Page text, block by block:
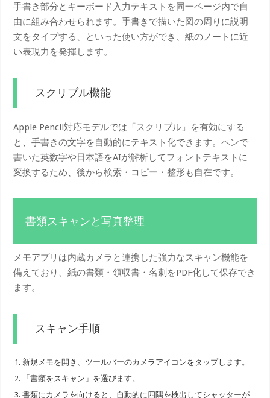
手書き部分とキーボード入力テキストを同一ページ内で自
由に組み合わせられます。手書きで描いた図の周りに説明
文をタイプする、といった使い方ができ、紙のノートに近
い表現力を発揮します。
スクリブル機能
Apple Pencil対応モデルでは「スクリブル」を有効にする
と、手書きの文字を自動的にテキスト化できます。ペンで
書いた英数字や日本語をAIが解析してフォントテキストに
変換するため、後から検索・コピー・整形も自在です。
書類スキャンと写真整理
メモアプリは内蔵カメラと連携した強力なスキャン機能を
備えており、紙の書類・領収書・名刺をPDF化して保存でき
ます。
スキャン手順
新規メモを開き、ツールバーのカメラアイコンをタップします。
「書類をスキャン」を選びます。
書類にカメラを向けると、自動的に四隅を検出してシャッターが